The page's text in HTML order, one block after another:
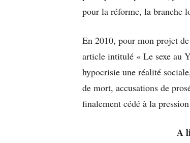
pour la réforme, la branche
En 2010, pour mon projet
article intitulé « Le sexe au
hypocrisie une réalité
de mort, accusations de
finalement cédé à la
A